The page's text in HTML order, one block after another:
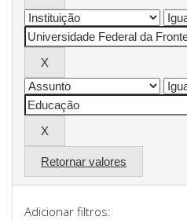
Retornar valores
Adicionar filtros: